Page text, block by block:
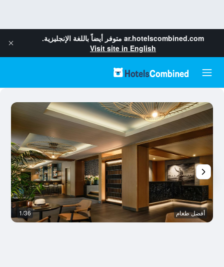
ar.hotelscombined.com متوفر أيضاً باللغة الإنجليزية.
Visit site in English
أفضل طعام 1/36